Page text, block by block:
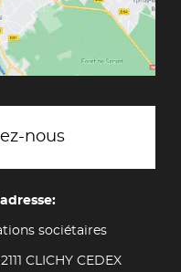
nous
sociétaires
CLICHY CEDEX